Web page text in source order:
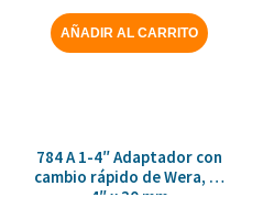
AÑADIR AL CARRITO
784 A 1-4″ Adaptador con
cambio rápido de Wera, 1-
4″ x 30 mm